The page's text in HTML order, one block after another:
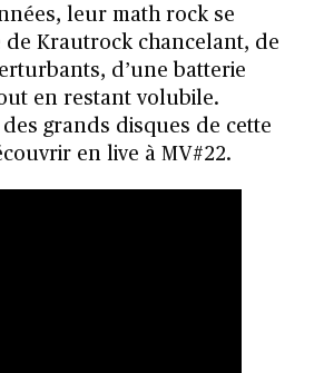
leur math rock se
Krautrock chancelant, de
d’une batterie
en restant volubile.
grands disques de cette
en live à MV#22.